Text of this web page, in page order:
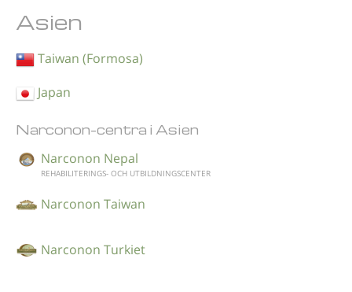
Asien
Taiwan (Formosa)
Japan
Narconon-centra i Asien
Narconon Nepal
REHABILITERINGS- OCH UTBILDNINGSCENTER
Narconon Taiwan
Narconon Turkiet